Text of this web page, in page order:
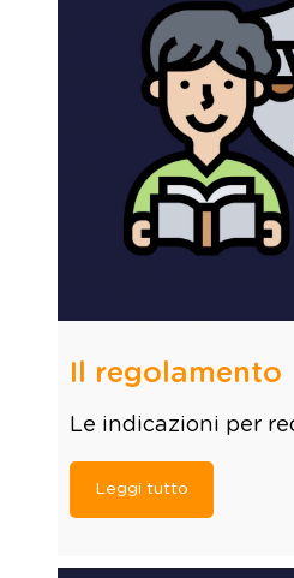
Il regolamento
Le indicazioni per
Leggi tutto